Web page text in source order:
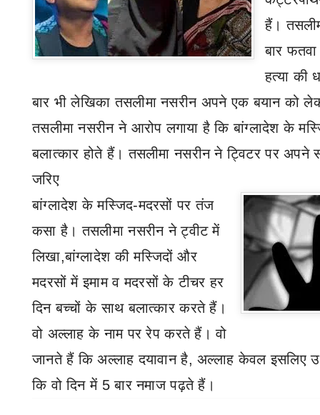
हैं।
बार
हत्या की
बार भीलेखिका तसलीमा नसरीन अपने एक बयान को
तसलीमा नसरीन ने आरोप लगाया है कि बांग्लादेश के
बलात्कार होते हैं। तसलीमा नसरीन ने ट्विटर पर अपने
जरिए
बांग्लादेश के मस्जिद-मदरसों पर तंज
कसा है। तसलीमा नसरीन ने ट्वीट में
लिखा,बांग्लादेश की मस्जिदों और
मदरसों में इमाम व मदरसों के टीचर हर
दिन बच्चों के साथ बलात्कार करते हैं।
वो अल्लाह के नाम पर रेप करते हैं। वो
जानते हैं कि अल्लाह दयावान है,अल्लाह केवल इसलिए
कि वो दिन में 5बार नमाज पढ़ते हैं।